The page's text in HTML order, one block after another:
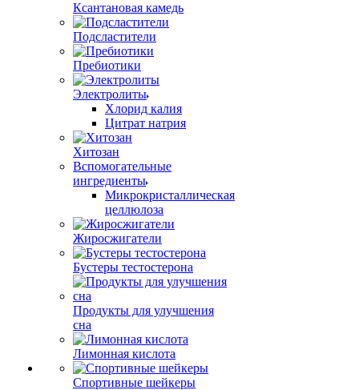
Ксантановая камедь
Подсластители
Пребиотики
Электролиты
Хлорид калия
Цитрат натрия
Хитозан
Вспомогательные
ингредиенты
Микрокристаллическая
целлюлоза
Жиросжигатели
Бустеры тестостерона
Продукты для улучшения
сна
Лимонная кислота
Спортивные шейкеры